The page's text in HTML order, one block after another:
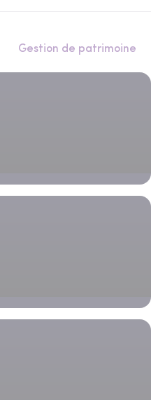
Gestion de patrimoine